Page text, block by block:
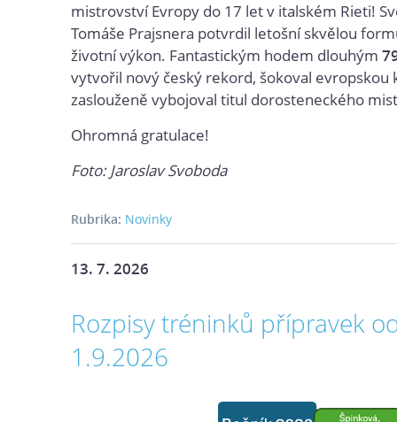
mistrovství Evropy do 17 let v italském Rieti!
Tomáše Prajsnera potvrdil letošní skvělou
životní výkon. Fantastickým hodem dlouhým
vytvořil nový český rekord, šokoval evropskou
zaslouženě vybojoval titul dorosteneckého
Ohromná gratulace!
Foto: Jaroslav Svoboda
Rubrika: Novinky
13. 7. 2026
Rozpisy tréninků přípravek
1.9.2026